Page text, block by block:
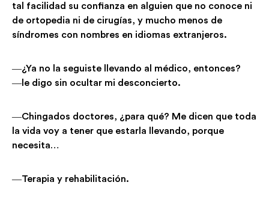
tal facilidad su confianza en alguien que no conoce ni
de ortopedia ni de cirugías, y mucho menos de
síndromes con nombres en idiomas extranjeros.
―¿Ya no la seguiste llevando al médico, entonces?
―le digo sin ocultar mi desconcierto.
―Chingados doctores, ¿para qué? Me dicen que toda
la vida voy a tener que estarla llevando, porque
necesita…
―Terapia y rehabilitación.